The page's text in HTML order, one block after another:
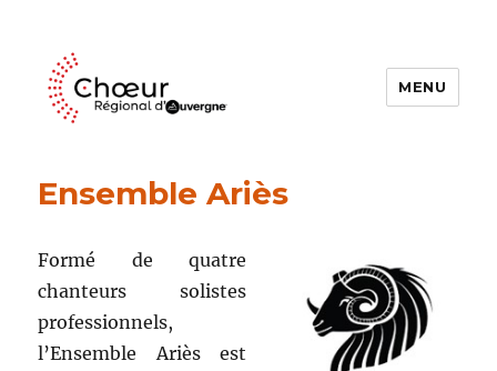
MENU
Ensemble Ariès
Formé de quatre
chanteurs solistes
professionnels,
l’Ensemble Ariès est